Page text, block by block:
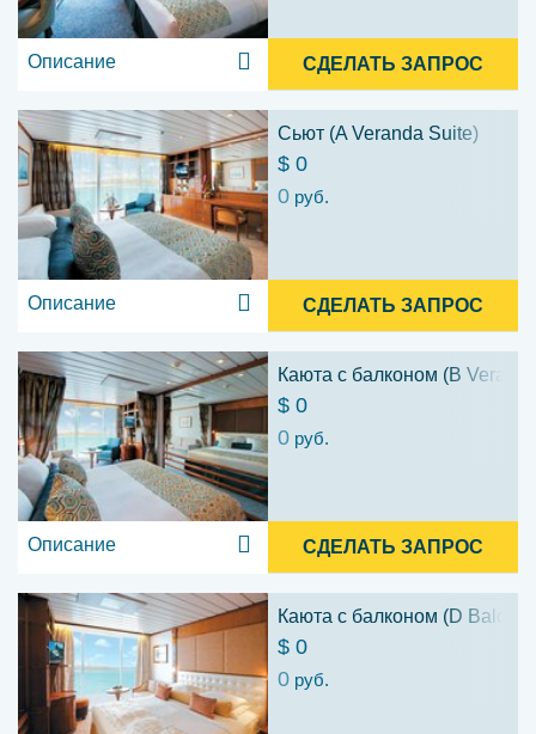
Описание СДЕЛАТЬ ЗАПРОС
Сьют (A Veranda Suite)
$ 0
0 руб.
Описание СДЕЛАТЬ ЗАПРОС
Каюта с балконом (B
$ 0
0 руб.
Описание СДЕЛАТЬ ЗАПРОС
Каюта с балконом (D
$ 0
0 руб.